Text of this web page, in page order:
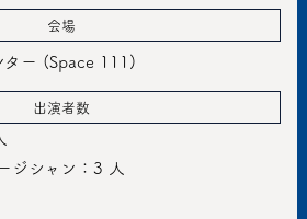
会場
ター (Space 111)
出演者数
ジシャン：3 人